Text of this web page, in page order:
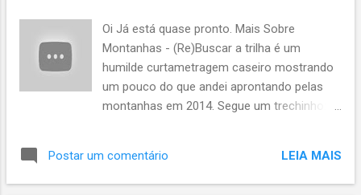
desde quando ainda era montanhista no
começo dos anos 2000. Sempre rolava um
agrado ou outro da indústria, de
distribuidores ou de varejo do segmento
onde eu me posicionava. A partir de 2007 a
projetos (a maioria jamais realizada, como
Oi Já está quase pronto. Mais Sobre
Montanhas - (Re)Buscar a trilha é um
humilde curtametragem caseiro mostrando
um pouco do que andei aprontando pelas
montanhas em 2014. Segue um trechinho:
semana!
Postar um comentário LEIA MAIS